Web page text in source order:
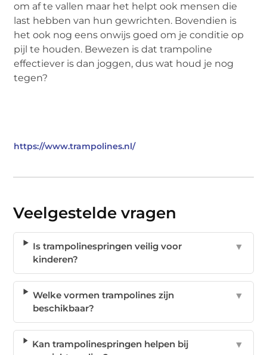
om af te vallen maar het helpt ook mensen die
last hebben van hun gewrichten. Bovendien is
het ook nog eens onwijs goed om je conditie op
pijl te houden. Bewezen is dat trampoline
effectiever is dan joggen, dus wat houd je nog
tegen?
https://www.trampolines.nl/
Veelgestelde vragen
Is trampolinespringen veilig voor
kinderen?
▼
Welke vormen trampolines zijn
beschikbaar?
▼
Kan trampolinespringen helpen bij
▼